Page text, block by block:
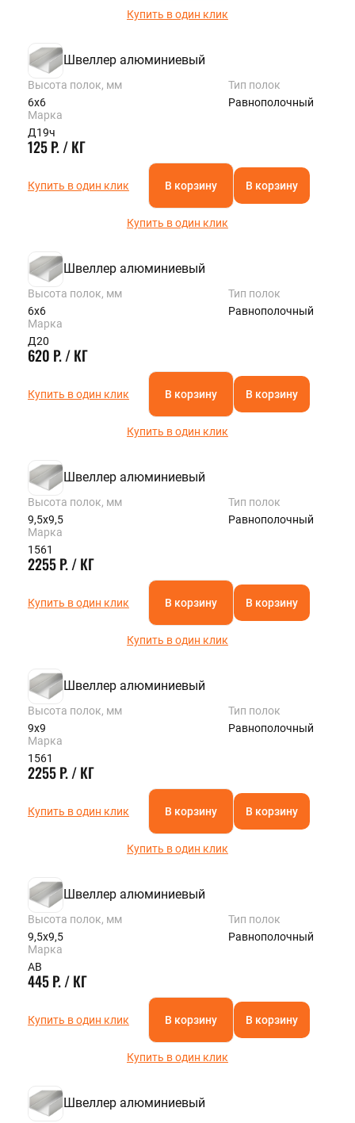
Купить в один клик
Швеллер алюминиевый
Высота полок, мм
6х6
Тип полок
Равнополочный
Марка
Д19ч
125 Р. / КГ
Купить в один клик В корзину В корзину
Купить в один клик
Швеллер алюминиевый
Высота полок, мм
6х6
Тип полок
Равнополочный
Марка
Д20
620 Р. / КГ
Купить в один клик В корзину В корзину
Купить в один клик
Швеллер алюминиевый
Высота полок, мм
9,5х9,5
Тип полок
Равнополочный
Марка
1561
2255 Р. / КГ
Купить в один клик В корзину В корзину
Купить в один клик
Швеллер алюминиевый
Высота полок, мм
9х9
Тип полок
Равнополочный
Марка
1561
2255 Р. / КГ
Купить в один клик В корзину В корзину
Купить в один клик
Швеллер алюминиевый
Высота полок, мм
9,5х9,5
Тип полок
Равнополочный
Марка
АВ
445 Р. / КГ
Купить в один клик В корзину В корзину
Купить в один клик
Швеллер алюминиевый